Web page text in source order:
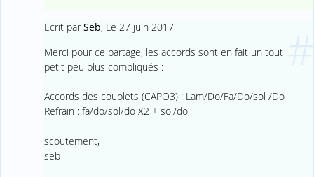
Ecrit par Seb, Le 27 juin 2017
Merci pour ce partage, les accords sont en fait un tout
petit peu plus compliqués :
Accords des couplets (CAPO3) : Lam/Do/Fa/Do/sol /Do
Refrain : fa/do/sol/do X2 + sol/do
scoutement,
seb